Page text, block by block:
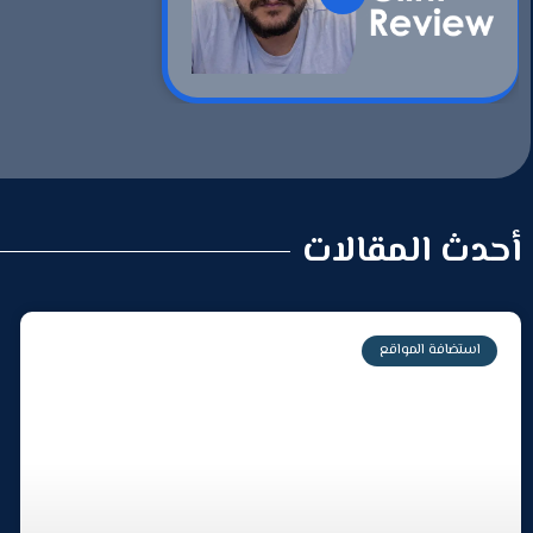
أحدث المقالات
استضافة المواقع